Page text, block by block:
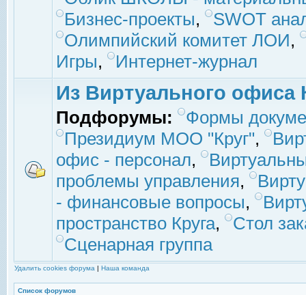
Бизнес-проекты,
SWOT
Олимпийский комитет ЛОИ,
Игры, Интернет-журнал
Из Виртуального офиса
Подфорумы:
Формы
Президиум МОО "Круг",
офис - персонал,
проблемы управления,
- финансовые вопросы,
пространство Круга,
Стол
Сценарная группа
Удалить cookies форума | Наша команда
Список форумов